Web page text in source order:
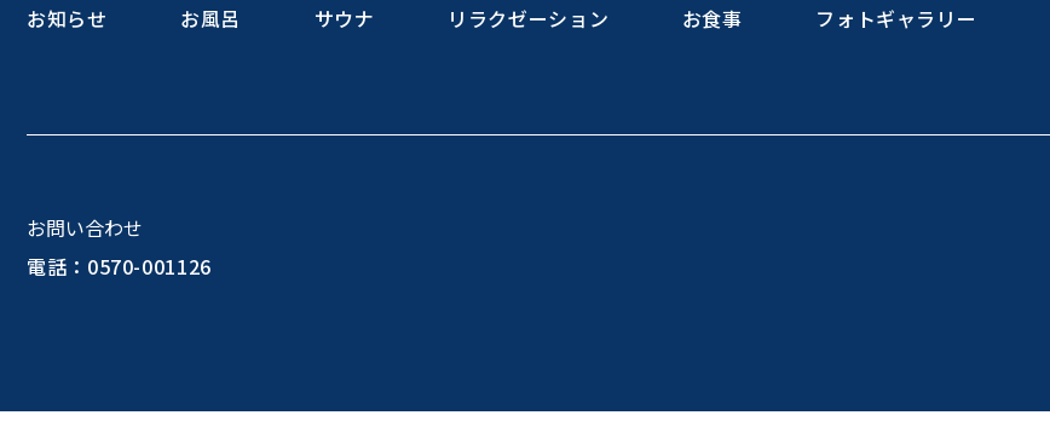
お知らせ お風呂 サウナ リラクゼーション お食事 フォトギャラリー
お問い合わせ
電話：0570-001126